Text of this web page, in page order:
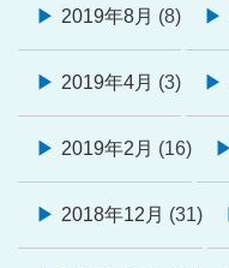
2019年8月 (8)
2019年4月 (3)
2019年2月 (16)
2018年12月 (31)